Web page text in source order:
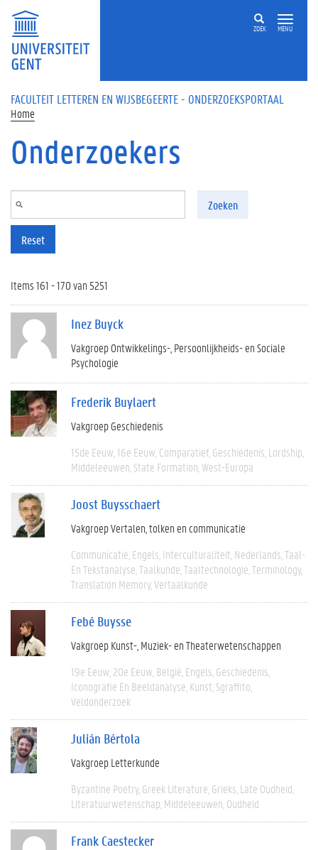
Overslaan en naar de inhoud gaan
ZOEK MENU
FACULTEIT LETTEREN EN WIJSBEGEERTE - ONDERZOEKSPORTAAL
Home
Onderzoekers
Zoeken
Reset
Items 161 - 170 van 5251
Inez Buyck
Vakgroep Ontwikkelings-, Persoonlijkheids- en Sociale
Psychologie
Frederik Buylaert
Vakgroep Geschiedenis
15de Eeuw 16e Eeuw Comparatief Geschiedenis Lordship
Middeleeuwen State Formation West-Europa
Joost Buysschaert
Vakgroep Vertalen, tolken en communicatie
Communicatie Engels Interculturaliteit Nederlands Taal-
En Tekstanalyse Taalkunde Taaltechnologie Terminology
Translation Memory Vertaalkunde
Febé Buysse
Vakgroep Kunst-, Muziek- en Theaterwetenschappen
19e Eeuw 20e Eeuw België Engels Geschiedenis
Iconografie En Beeldanalyse Kunst Sgraffito
Veldonderzoek
Julián Bértola
Vakgroep Letterkunde
Byzantine Poetry Greek Literature Grieks Late Oudheid
Literatuurwetenschap Middeleeuwen Oudheid
Frank Caestecker